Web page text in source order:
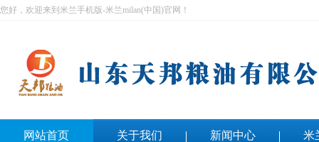
您好，欢迎来到米兰手机版-米兰milan(中国)官网！
网站首页 关于我们 新闻中心 米